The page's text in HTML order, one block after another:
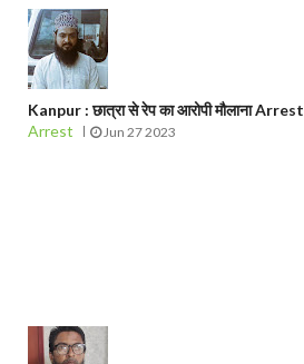
Kanpur : छात्रा से रेप का आरोपी मौलाना Arrest
Arrest
Jun 27 2023